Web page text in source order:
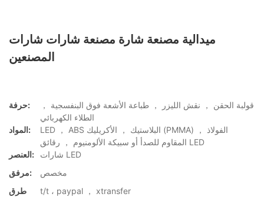
ميدالية مصنعة شارة مصنعة شارات شارات
المصنعين
حرفة:
قولبة الحقن ， نقش الليزر ， طباعة الأشعة فوق البنفسجية ，
الطلاء الكهربائي
المواد:
LED ， ABS البلاستيك ， الأكريليك (PMMA) ， الفولاذ
المقاوم للصدأ أو سبيكة الألومنيوم ， رقائق LED
العنصر:
شارات LED
مرفق:
مخصص
طرق
t/t ، paypal ， xtransfer